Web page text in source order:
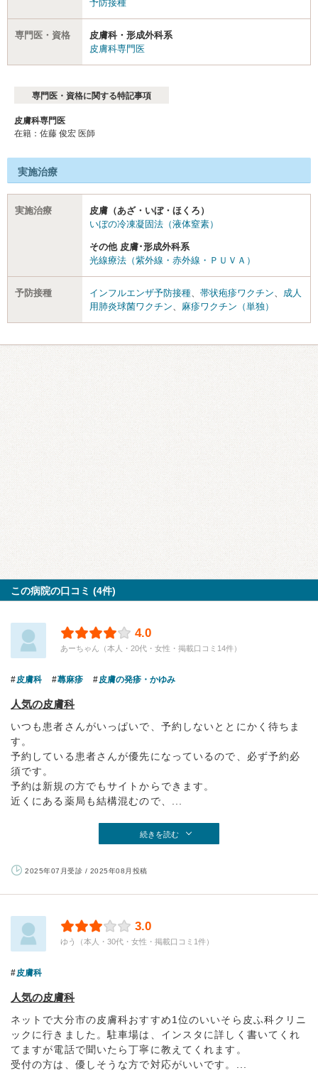
予防接種
専門医・資格
皮膚科・形成外科系
皮膚科専門医
専門医・資格に関する特記事項
皮膚科専門医
在籍：佐藤 俊宏 医師
実施治療
実施治療
皮膚（あざ・いぼ・ほくろ）
いぼの冷凍凝固法（液体窒素）
その他 皮膚･形成外科系
光線療法（紫外線・赤外線・ＰＵＶＡ）
予防接種 インフルエンザ予防接種 帯状疱疹ワクチン
成人
用肺炎球菌ワクチン
麻疹ワクチン（単独）
この病院の口コミ (4件)
4.0
あーちゃん（本人・20代・女性・掲載口コミ14件）
皮膚科 蕁麻疹 皮膚の発疹・かゆみ
人気の皮膚科
いつも患者さんがいっぱいで、予約しないととにかく待ちま
す。
予約している患者さんが優先になっているので、必ず予約必
須です。
予約は新規の方でもサイトからできます。
近くにある薬局も結構混むので、...
続きを読む
2025年07月受診 / 2025年08月投稿
3.0
ゆう（本人・30代・女性・掲載口コミ1件）
皮膚科
人気の皮膚科
ネットで大分市の皮膚科おすすめ1位のいいそら皮ふ科クリニ
ックに行きました。駐車場は、インスタに詳しく書いてくれ
てますが電話で聞いたら丁寧に教えてくれます。
受付の方は、優しそうな方で対応がいいです。...